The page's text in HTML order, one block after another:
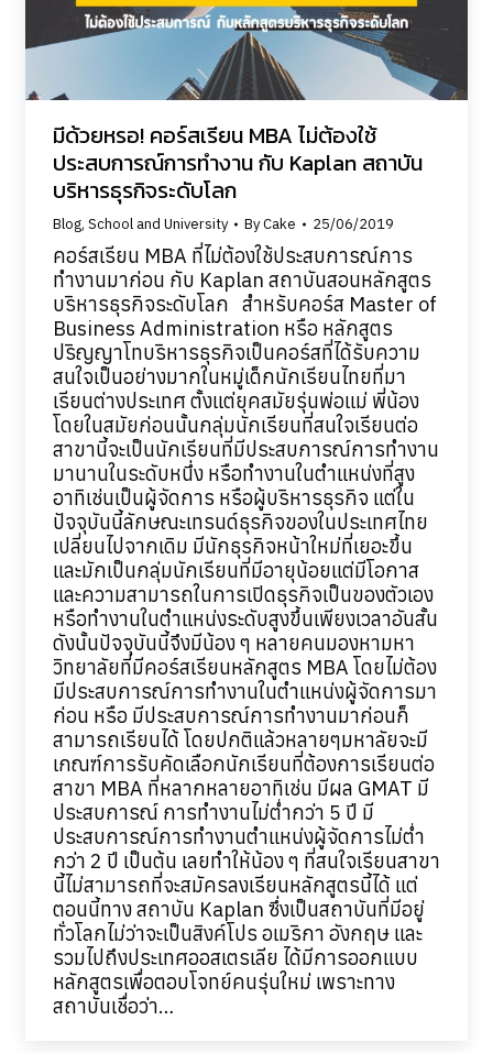
มีด้วยหรอ! คอร์สเรียน MBA ไม่ต้องใช้
ประสบการณ์การทำงาน กับ Kaplan สถาบัน
บริหารธุรกิจระดับโลก
Blog, School and University ByCake 25/06/2019
คอร์สเรียน MBA ที่ไม่ต้องใช้ประสบการณ์การ
ทำงานมาก่อน กับ Kaplan สถาบันสอนหลักสูตร
บริหารธุรกิจระดับโลก สำหรับคอร์ส Master of
Business Administration หรือ หลักสูตร
ปริญญาโทบริหารธุรกิจเป็นคอร์สที่ได้รับความ
สนใจเป็นอย่างมากในหมู่เด็กนักเรียนไทยที่มา
เรียนต่างประเทศ ตั้งแต่ยุคสมัยรุ่นพ่อแม่ พี่น้อง
โดยในสมัยก่อนนั้นกลุ่มนักเรียนที่สนใจเรียนต่อ
สาขานี้จะเป็นนักเรียนที่มีประสบการณ์การทำงาน
มานานในระดับหนึ่ง หรือทำงานในตำแหน่งที่สูง
อาทิเช่นเป็นผู้จัดการ หรือผู้บริหารธุรกิจ แต่ใน
ปัจจุบันนี้ลักษณะเทรนด์ธุรกิจของในประเทศไทย
เปลี่ยนไปจากเดิม มีนักธุรกิจหน้าใหม่ที่เยอะขึ้น
และมักเป็นกลุ่มนักเรียนที่มีอายุน้อยแต่มีโอกาส
และความสามารถในการเปิดธุรกิจเป็นของตัวเอง
หรือทำงานในตำแหน่งระดับสูงขึ้นเพียงเวลาอันสั้น
ดังนั้นปัจจุบันนี้จึงมีน้อง ๆ หลายคนมองหามหา
วิทยาลัยที่มีคอร์สเรียนหลักสูตร MBA โดยไม่ต้อง
มีประสบการณ์การทำงานในตำแหน่งผู้จัดการมา
ก่อน หรือ มีประสบการณ์การทำงานมาก่อนก็
สามารถเรียนได้ โดยปกติแล้วหลายๆมหาลัยจะมี
เกณฑ์การรับคัดเลือกนักเรียนที่ต้องการเรียนต่อ
สาขา MBA ที่หลากหลายอาทิเช่น มีผล GMAT มี
ประสบการณ์ การทำงานไม่ต่ำกว่า 5 ปี มี
ประสบการณ์การทำงานตำแหน่งผู้จัดการไม่ต่ำ
กว่า 2 ปี เป็นต้น เลยทำให้น้อง ๆ ที่สนใจเรียนสาขา
นี้ไม่สามารถที่จะสมัครลงเรียนหลักสูตรนี้ได้ แต่
ตอนนี้ทาง สถาบัน Kaplan ซึ่งเป็นสถาบันที่มีอยู่
ทั่วโลกไม่ว่าจะเป็นสิงค์โปร อเมริกา อังกฤษ และ
รวมไปถึงประเทศออสเตรเลีย ได้มีการออกแบบ
หลักสูตรเพื่อตอบโจทย์คนรุ่นใหม่ เพราะทาง
สถาบันเชื่อว่า…